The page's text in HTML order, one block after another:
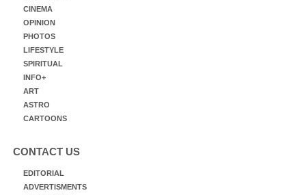
CINEMA
OPINION
PHOTOS
LIFESTYLE
SPIRITUAL
INFO+
ART
ASTRO
CARTOONS
CONTACT US
EDITORIAL
ADVERTISMENTS